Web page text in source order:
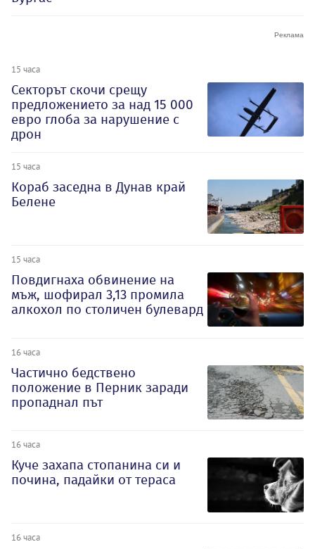
15 часа
Секторът скочи срещу
предложението за над 15 000
евро глоба за нарушение с
дрон
15 часа
Кораб заседна в Дунав край
Белене
15 часа
Повдигнаха обвинение на
мъж, шофирал 3,13 промила
алкохол по столичен булевард
16 часа
Частично бедствено
положение в Перник заради
пропаднал път
16 часа
Куче захапа стопанина си и
почина, падайки от тераса
16 часа